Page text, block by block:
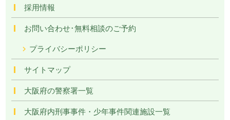
採用情報
お問い合わせ･無料相談のご予約
プライバシーポリシー
サイトマップ
大阪府の警察署一覧
大阪府内刑事事件・少年事件関連施設一覧